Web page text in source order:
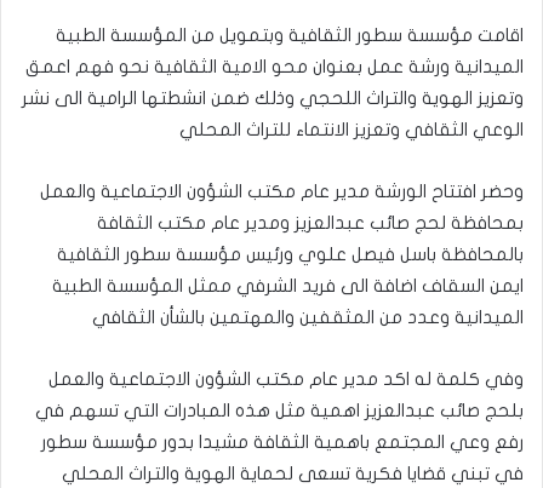
اقامت مؤسسة سطور الثقافية وبتمويل من المؤسسة الطبية
الميدانية ورشة عمل بعنوان محو الامية الثقافية نحو فهم اعمق
وتعزيز الهوية والتراث اللحجي وذلك ضمن انشطتها الرامية الى نشر
الوعي الثقافي وتعزيز الانتماء للتراث المحلي
وحضر افتتاح الورشة مدير عام مكتب الشؤون الاجتماعية والعمل
بمحافظة لحج صائب عبدالعزيز ومدير عام مكتب الثقافة
بالمحافظة باسل فيصل علوي ورئيس مؤسسة سطور الثقافية
ايمن السقاف اضافة الى فريد الشرفي ممثل المؤسسة الطبية
الميدانية وعدد من المثقفين والمهتمين بالشأن الثقافي
وفي كلمة له اكد مدير عام مكتب الشؤون الاجتماعية والعمل
بلحج صائب عبدالعزيز اهمية مثل هذه المبادرات التي تسهم في
رفع وعي المجتمع باهمية الثقافة مشيدا بدور مؤسسة سطور
في تبني قضايا فكرية تسعى لحماية الهوية والتراث المحلي